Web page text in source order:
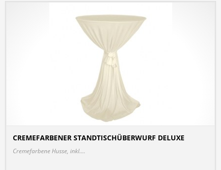
CREMEFARBENER STANDTISCHÜBERWURF DELUXE
Cremefarbene Husse, inkl....